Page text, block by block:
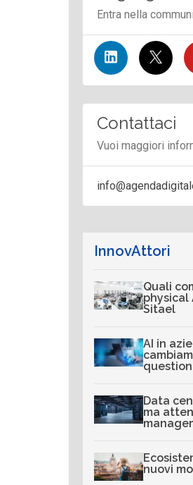
Entra nella
Contattaci
Vuoi maggiori
InnovAttori
Quali
physical
Sitael
AI in
Data
ma
nuovi